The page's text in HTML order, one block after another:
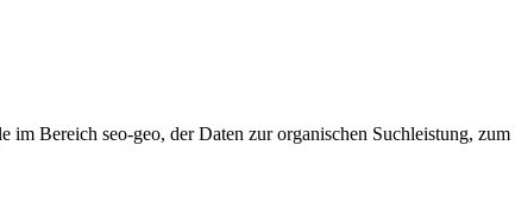
im Bereich seo-geo, der Daten zur organischen Suchleistung,